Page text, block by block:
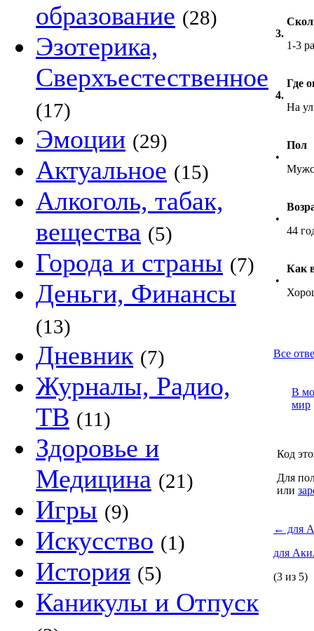
образование (28)
Эзотерика,
Сверхъестественное
(17)
Эмоции (29)
Актуальное (15)
Алкоголь, табак,
вещества (5)
Города и страны (7)
Деньги, Финансы
(13)
Дневник (7)
Журналы, Радио,
ТВ (11)
Здоровье и
Медицина (21)
Игры (9)
Искусство (1)
История (5)
Каникулы и Отпуск
3.
1-3
4.
Где
На
•
Пол
•
44
•
Как
Все
В
мир
Код
Для
или
← для
для
(3 из 5)